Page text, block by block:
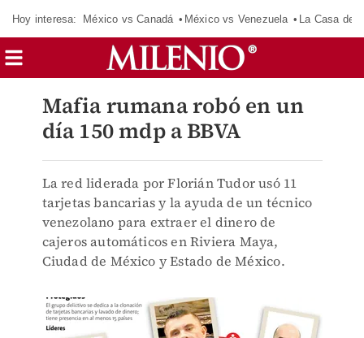
Hoy interesa: México vs Canadá México vs Venezuela La Casa de
Mafia rumana robó en un
día 150 mdp a BBVA
La red liderada por Florián Tudor usó 11
tarjetas bancarias y la ayuda de un técnico
venezolano para extraer el dinero de
cajeros automáticos en Riviera Maya,
Ciudad de México y Estado de México.